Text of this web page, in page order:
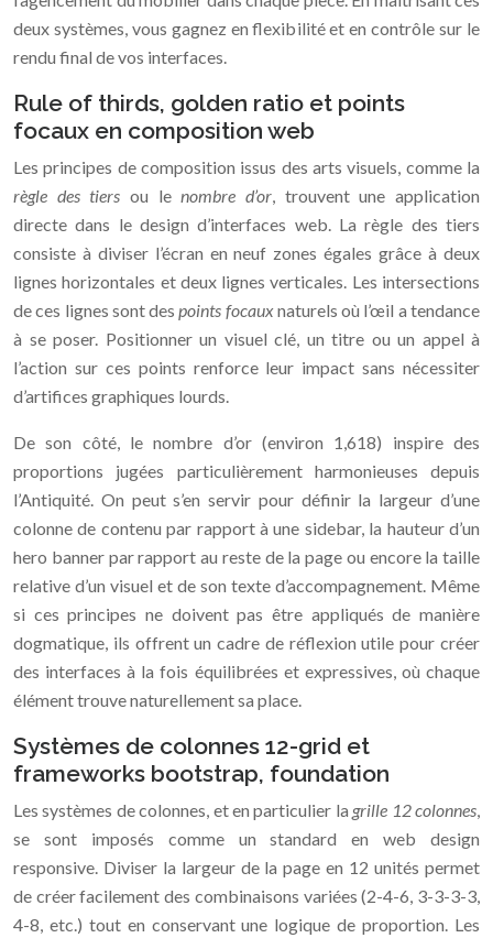
deux systèmes, vous gagnez en flexibilité et en contrôle sur le
rendu final de vos interfaces.
Rule of thirds, golden ratio et points
focaux en composition web
Les principes de composition issus des arts visuels, comme la
règle des tiers ou lenombre d’or, trouvent une application
directe dans le design d’interfaces web. La règle des tiers
consiste à diviser l’écran en neuf zones égales grâce à deux
lignes horizontales et deux lignes verticales. Les intersections
de ces lignes sont despoints focauxnaturels où l’œil a tendance
à se poser. Positionner un visuel clé, un titre ou un appel à
l’action sur ces points renforce leur impact sans nécessiter
d’artifices graphiques lourds.
De son côté, le nombre d’or (environ 1,618) inspire des
proportions jugées particulièrement harmonieuses depuis
l’Antiquité. On peut s’en servir pour définir la largeur d’une
colonne de contenu par rapport à une sidebar, la hauteur d’un
hero banner par rapport au reste de la page ou encore la taille
relative d’un visuel et de son texte d’accompagnement. Même
si ces principes ne doivent pas être appliqués de manière
dogmatique, ils offrent un cadre de réflexion utile pour créer
des interfaces à la fois équilibrées et expressives, où chaque
élément trouve naturellement sa place.
Systèmes de colonnes 12-grid et
frameworks bootstrap, foundation
Les systèmes de colonnes, et en particulier la grille 12 colonnes,
se sont imposés comme un standard en web design
responsive. Diviser la largeur de la page en 12 unités permet
de créer facilement des combinaisons variées (2-4-6, 3-3-3-3,
4-8, etc.) tout en conservant une logique de proportion. Les